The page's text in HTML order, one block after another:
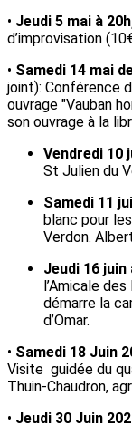
• Jeudi 5 mai à
d’improvisation
• Samedi 14 mai
joint): Conférence
ouvrage "Vauban
son ouvrage à la
Vendredi 10
St Julien du
Samedi 11
blanc pour
Verdon.
Jeudi 16 juin
l’Amicale
démarre la
d’Omar.
• Samedi 18 Juin
Visite guidée du
Thuin-Chaudron,
• Jeudi 30 Juin